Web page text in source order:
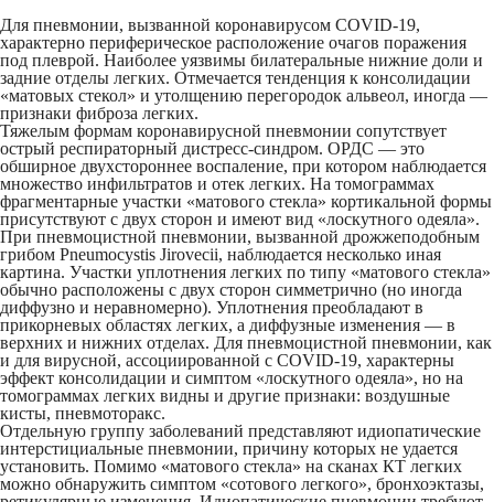
Для пневмонии, вызванной коронавирусом COVID-19,
характерно периферическое расположение очагов поражения
под плеврой. Наиболее уязвимы билатеральные нижние доли и
задние отделы легких. Отмечается тенденция к консолидации
«матовых стекол» и утолщению перегородок альвеол, иногда —
признаки фиброза легких.
Тяжелым формам коронавирусной пневмонии сопутствует
острый респираторный дистресс-синдром. ОРДС — это
обширное двухстороннее воспаление, при котором наблюдается
множество инфильтратов и отек легких. На томограммах
фрагментарные участки «матового стекла» кортикальной формы
присутствуют с двух сторон и имеют вид «лоскутного одеяла».
При пневмоцистной пневмонии, вызванной дрожжеподобным
грибом Pneumocystis Jirovecii, наблюдается несколько иная
картина. Участки уплотнения легких по типу «матового стекла»
обычно расположены с двух сторон симметрично (но иногда
диффузно и неравномерно). Уплотнения преобладают в
прикорневых областях легких, а диффузные изменения — в
верхних и нижних отделах. Для пневмоцистной пневмонии, как
и для вирусной, ассоциированной с COVID-19, характерны
эффект консолидации и симптом «лоскутного одеяла», но на
томограммах легких видны и другие признаки: воздушные
кисты, пневмоторакс.
Отдельную группу заболеваний представляют идиопатические
интерстициальные пневмонии, причину которых не удается
установить. Помимо «матового стекла» на сканах КТ легких
можно обнаружить симптом «сотового легкого», бронхоэктазы,